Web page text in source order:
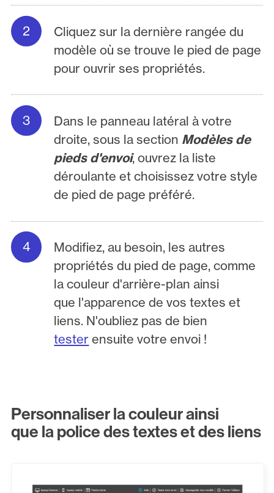
Cliquez sur la dernière rangée du
modèle où se trouve le pied de page
pour ouvrir ses propriétés.
Dans le panneau latéral à votre
droite, sous la section Modèles de
pieds d'envoi, ouvrez la liste
déroulante et choisissez votre style
de pied de page préféré.
Modifiez, au besoin, les autres
propriétés du pied de page, comme
la couleur d'arrière-plan ainsi
que l'apparence de vos textes et
liens. N'oubliez pas de bien
tester ensuite votre envoi !
Personnaliser la couleur ainsi
que la police des textes et des liens